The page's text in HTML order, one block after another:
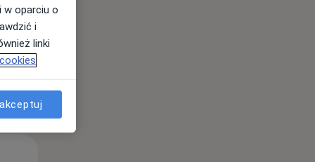
w oparciu o
i
linki